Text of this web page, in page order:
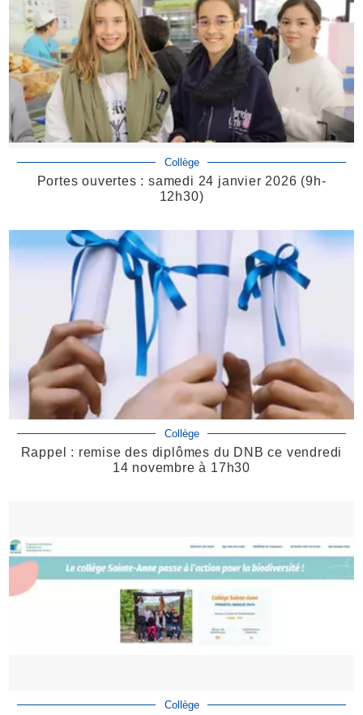
Collège
Portes ouvertes : samedi 24 janvier 2026 (9h-
12h30)
Collège
Rappel : remise des diplômes du DNB ce vendredi
14 novembre à 17h30
Collège